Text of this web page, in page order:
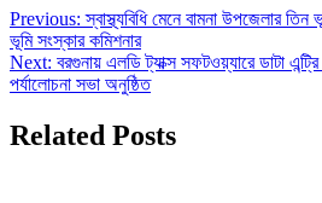
Previous: স্বাস্থ্যবিধি মেনে বামনা উপজেলার
ভূমি সংস্কার কমিশনার
Next: বরগুনায় এলডি ট্যাক্স সফটওয়্যারে ডাটা
পর্যালোচনা সভা অনুষ্ঠিত
Related Posts